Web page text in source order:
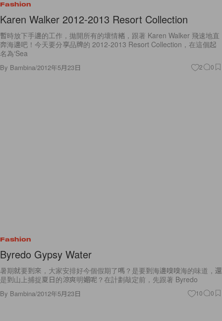
Fashion
Karen Walker 2012-2013 Resort Collection
暫時放下手邊的工作，拋開所有的壞情緒，跟著 Karen Walker 飛速地直
奔海邊吧！今天要分享品牌的 2012-2013 Resort Collection，在這個起
名為‘Sea
By Bambina/2012年5月23日 2 0
Fashion
Byredo Gypsy Water
暑期就要到來，大家安排好今個假期了嗎？是要到海邊嗅嗅海的味道，還
是到山上捕捉夏日的涼爽明媚呢？在計劃敲定前，先跟著 Byredo
By Bambina/2012年5月23日 10 0